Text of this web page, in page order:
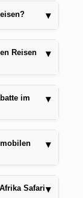
▾
Reisen
▾
im
▾
▾
Safari▾